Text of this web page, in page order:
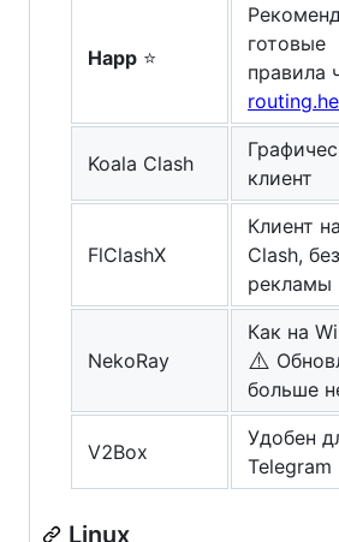
Happ ⭐
готовые
правила
Koala Clash
клиент
FlClashX
Клиент
Clash, без
рекламы
NekoRay
Как на
⚠️
больше
V2Box
Удобен
Telegram
Linux